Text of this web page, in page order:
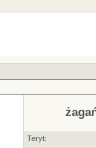
Teryt: